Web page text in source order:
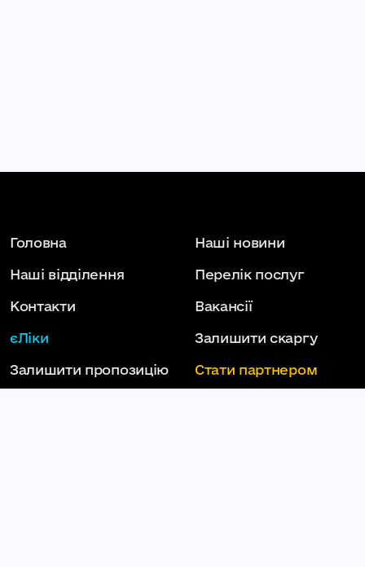
Головна Наші новини
Наші відділення Перелік послуг
Контакти Вакансії
єЛіки Залишити скаргу
Залишити пропозицію Стати партнером